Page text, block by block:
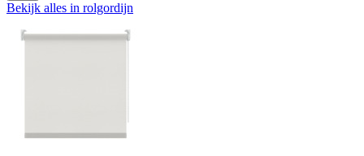
Bekijk alles in rolgordijn